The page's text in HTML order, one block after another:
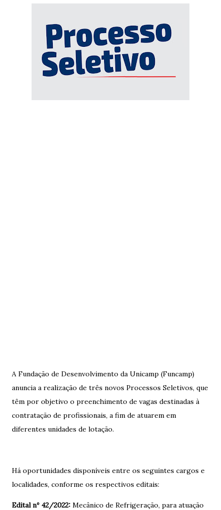
A Fundação de Desenvolvimento da Unicamp (Funcamp)
anuncia a realização de três novos Processos Seletivos, que
têm por objetivo o preenchimento de vagas destinadas à
contratação de profissionais, a fim de atuarem em
diferentes unidades de lotação.
Há oportunidades disponíveis entre os seguintes cargos e
localidades, conforme os respectivos editais:
Edital nº 42/2022: Mecânico de Refrigeração, para atuação